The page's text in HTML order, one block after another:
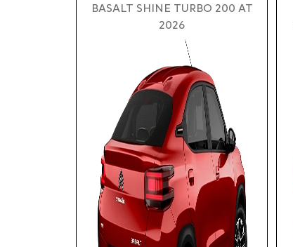
BASALT SHINE TURBO 200 AT
2026